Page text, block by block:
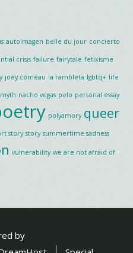
autoimagen belle du jour concierto
crisis failure fairytale fetixisme
joey comeau la rambleta lgbtq+ life
myth nacho vegas pelo personal essay
polyamory queer
story story summertime sadness
vulnerability we are not afraid of
by